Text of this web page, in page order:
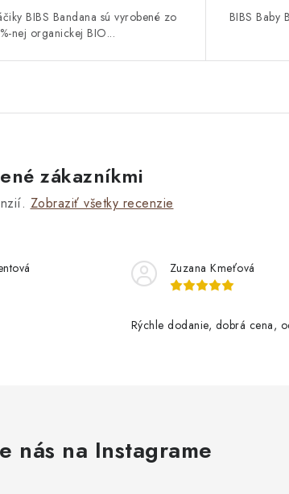
BIBS Bandana sú vyrobené zo
nej organickej BIO...
BIBS Baby
zákazníkmi
Zobraziť všetky recenzie
Zuzana Kmeťová
Rýchle dodanie, dobrá cena,
nás na Instagrame